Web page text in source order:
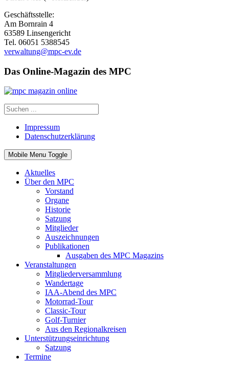
Geschäftsstelle:
Am Bornrain 4
63589 Linsengericht
Tel. 06051 5388545
verwaltung@mpc-ev.de
Das Online-Magazin des MPC
Impressum
Datenschutzerklärung
Mobile Menu Toggle
Aktuelles
Über den MPC
Vorstand
Organe
Historie
Satzung
Mitglieder
Auszeichnungen
Publikationen
Ausgaben des MPC Magazins
Veranstaltungen
Mitgliederversammlung
Wandertage
IAA-Abend des MPC
Motorrad-Tour
Classic-Tour
Golf-Turnier
Aus den Regionalkreisen
Unterstützungseinrichtung
Satzung
Termine